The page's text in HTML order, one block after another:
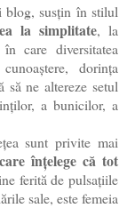
blog, susțin în stilul
la simplitate, la
care diversitatea
dorința
să ne altereze setul
a bunicilor, a
sunt privite mai
înțelege că tot
ferită de pulsațiile
sale, este femeia